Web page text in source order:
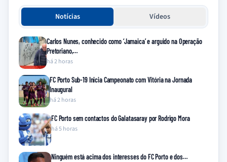
Notícias Vídeos
Carlos Nunes, conhecido como ‘Jamaica’ e arguido na Operação
Pretoriano,…
há 2 horas
FC Porto Sub-19 Inicia Campeonato com Vitória na Jornada
Inaugural
há 2 horas
FC Porto sem contactos do Galatasaray por Rodrigo Mora
há 5 horas
Ninguém está acima dos interesses do FC Porto e dos…